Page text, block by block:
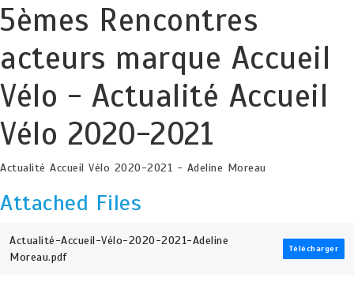
5èmes Rencontres
acteurs marque Accueil
Vélo - Actualité Accueil
Vélo 2020-2021
Actualité Accueil Vélo 2020-2021 - Adeline Moreau
Attached Files
Actualité-Accueil-Vélo-2020-2021-Adeline
Moreau.pdf
Télécharger